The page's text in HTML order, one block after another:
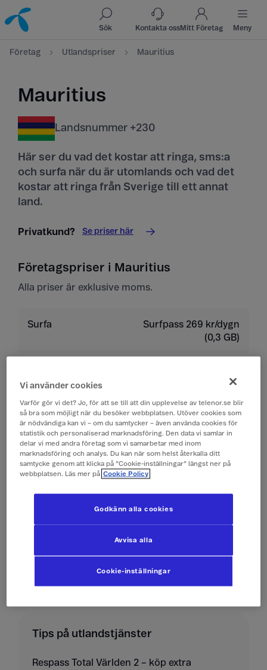
Till innehåll
Till sök
Sök Kontakta ossMitt Företag Meny
Företag Utlandspriser Mauritius
Mauritius
Landsnummer +230
Här ser du vad det kostar att ringa, sms:a
och surfa när du är utomlands och vad det
kostar att ringa från Sverige till ett annat
land.
Privatkund? Se priser här
Företagspriser i Mauritius
Alla priser är exklusive moms.
Surfa
Surfpass 269 kr/dygn
(0,3 GB)
Ta emot samtal 19 kr/min
Lyssna på röstbrevlåda 19 kr/min
Skicka sms 4 kr/st
Tips på utlandstjänster
Respass Total Världen 2 – köp extra
Vi använder cookies
Varför gör vi det? Jo, för att se till att din upplevelse av telenor.se blir
så bra som möjligt när du besöker webbplatsen. Utöver cookies som
är nödvändiga kan vi – om du samtycker – även använda cookies för
statistik och personaliserad marknadsföring. Den data vi samlar in
delar vi med andra företag som vi samarbetar med inom
marknadsföring och analys. Du kan när som helst återkalla ditt
samtycke genom att klicka på ”Cookie-inställningar” längst ner på
webbplatsen. Läs mer på Cookie Policy
Cookie-inställningar
Avvisa alla
Godkänn alla cookies